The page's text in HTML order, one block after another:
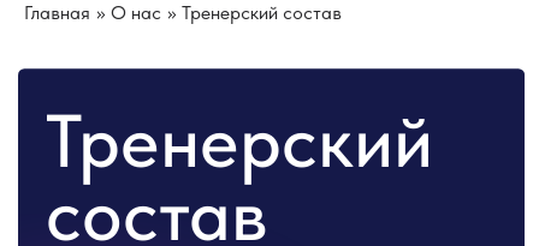
Главная » О нас » Тренерский состав
Тренерский
состав
В танцевально-спортивном клубе
«Априори» преподают тренеры,
являющиеся призерами
Чемпионатов Мира и России